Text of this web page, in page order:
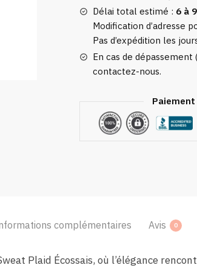
Polaire
Femme
Capuche
Délai total estimé : 6 à
Modification d’adresse
Pas d’expédition les
En cas de dépassement
contactez-nous.
Paiement
complémentaires Avis 0
Plaid Écossais, où l’élégance